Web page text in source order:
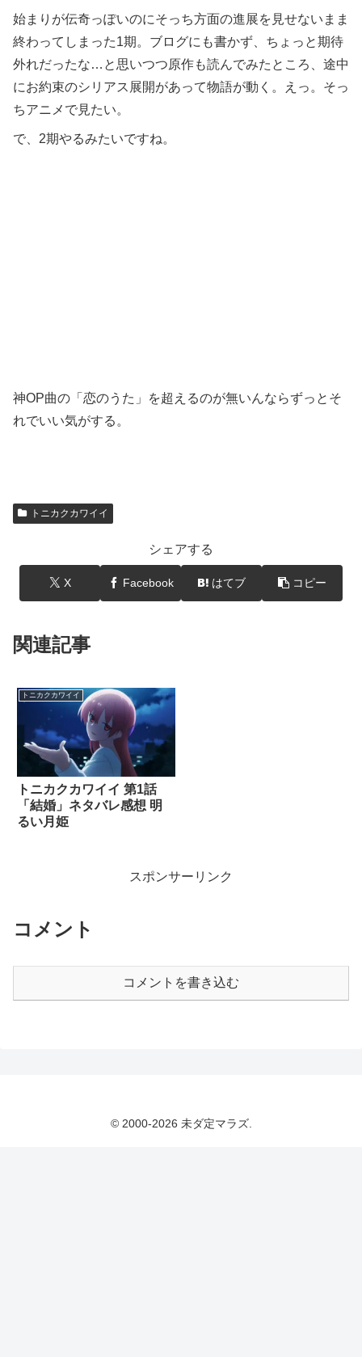
始まりが伝奇っぽいのにそっち方面の進展を見せないまま
終わってしまった1期。ブログにも書かず、ちょっと期待
外れだったな…と思いつつ原作も読んでみたところ、途中
にお約束のシリアス展開があって物語が動く。えっ。そっ
ちアニメで見たい。
で、2期やるみたいですね。
神OP曲の「恋のうた」を超えるのが無いんならずっとそ
れでいい気がする。
トニカクカワイイ
シェアする
X Facebook はてブ コピー
関連記事
トニカクカワイイ
トニカクカワイイ 第1話
「結婚」ネタバレ感想 明
るい月姫
スポンサーリンク
コメント
コメントを書き込む
© 2000-2026 未ダ定マラズ.